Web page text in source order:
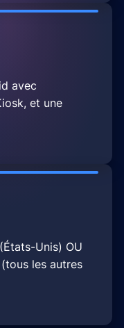
avec
et une
Unis) OU
les autres